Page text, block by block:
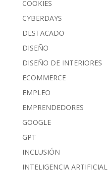
COOKIES
CYBERDAYS
DESTACADO
DISEÑO
DISEÑO DE INTERIORES
ECOMMERCE
EMPLEO
EMPRENDEDORES
GOOGLE
GPT
INCLUSIÓN
INTELIGENCIA ARTIFICIAL